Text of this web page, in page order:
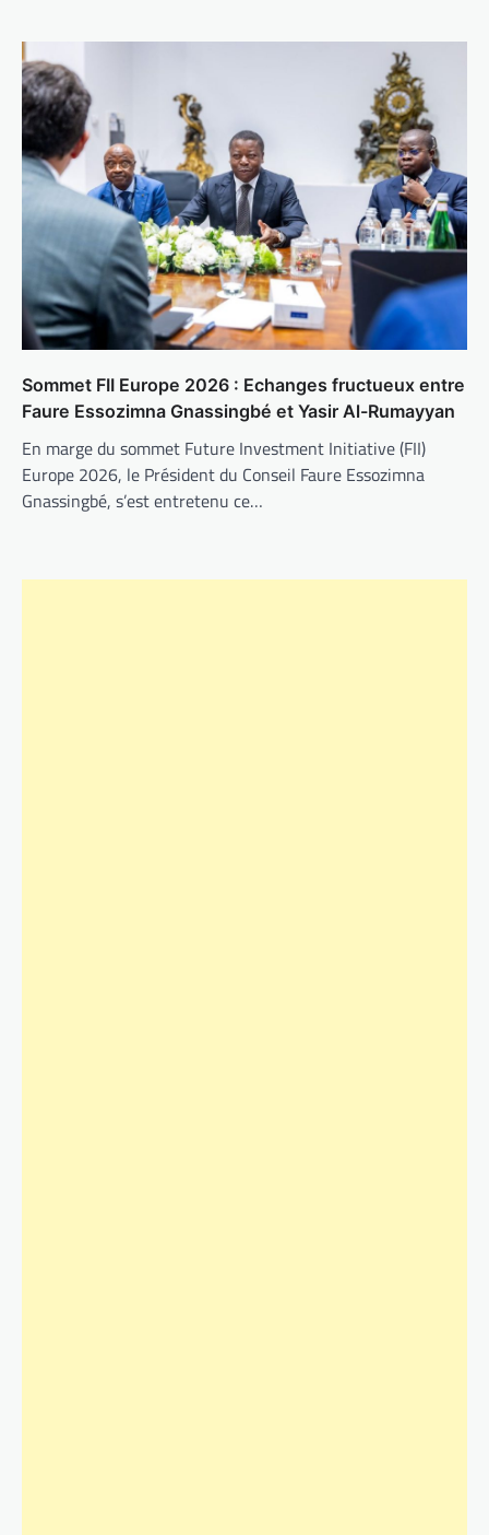
Sommet FII Europe 2026 : Echanges fructueux entre
Faure Essozimna Gnassingbé et Yasir Al-Rumayyan
En marge du sommet Future Investment Initiative (FII)
Europe 2026, le Président du Conseil Faure Essozimna
Gnassingbé, s’est entretenu ce…